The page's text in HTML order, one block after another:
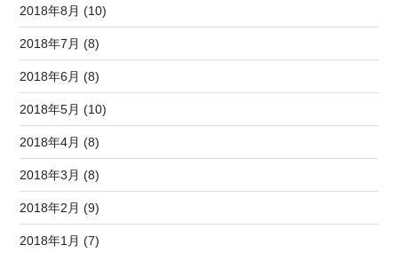
2018年8月 (10)
2018年7月 (8)
2018年6月 (8)
2018年5月 (10)
2018年4月 (8)
2018年3月 (8)
2018年2月 (9)
2018年1月 (7)